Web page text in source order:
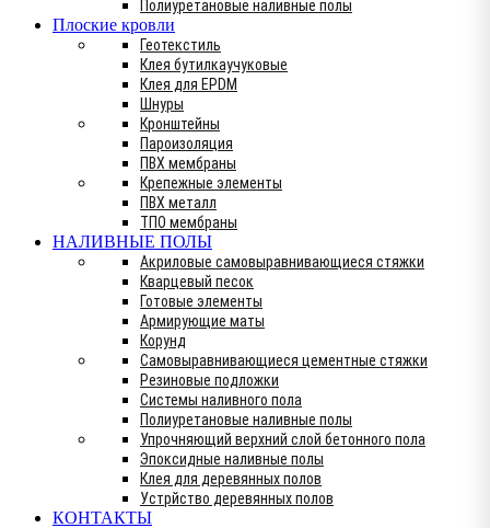
Полиуретановые наливные полы
Плоские кровли
Геотекстиль
Клея бутилкаучуковые
Клея для EPDM
Шнуры
Кронштейны
Пароизоляция
ПВХ мембраны
Крепежные элементы
ПВХ металл
ТПО мембраны
НАЛИВНЫЕ ПОЛЫ
Акриловые самовыравнивающиеся стяжки
Кварцевый песок
Готовые элементы
Армирующие маты
Корунд
Самовыравнивающиеся цементные стяжки
Резиновые подложки
Системы наливного пола
Полиуретановые наливные полы
Упрочняющий верхний слой бетонного пола
Эпоксидные наливные полы
Клея для деревянных полов
Устрйство деревянных полов
КОНТАКТЫ